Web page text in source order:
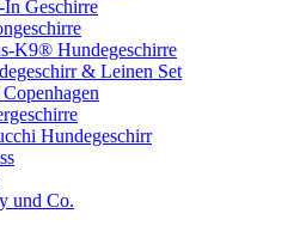
In Geschirre
K9® Hundegeschirre
& Leinen Set
Hundegeschirr
und Co.